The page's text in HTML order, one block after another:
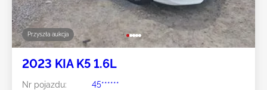
Przyszła aukcja
2023 KIA K5 1.6L
Nr pojazdu:
45******